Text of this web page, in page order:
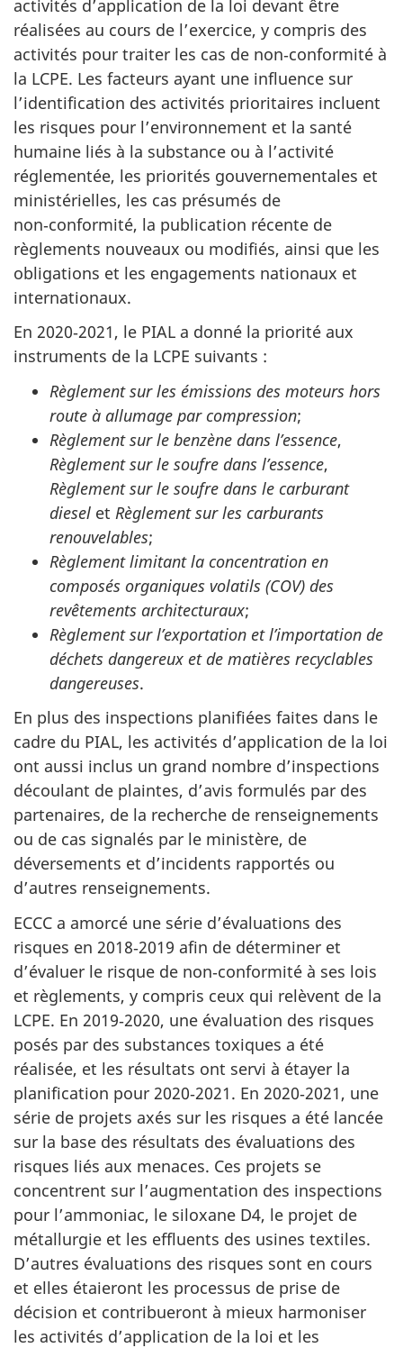
activités d’application de la loi devant être
réalisées au cours de l’exercice, y compris des
activités pour traiter les cas de non‑conformité à
la LCPE. Les facteurs ayant une influence sur
l’identification des activités prioritaires incluent
les risques pour l’environnement et la santé
humaine liés à la substance ou à l’activité
réglementée, les priorités gouvernementales et
ministérielles, les cas présumés de
non‑conformité, la publication récente de
règlements nouveaux ou modifiés, ainsi que les
obligations et les engagements nationaux et
internationaux.
En 2020‑2021, le PIAL a donné la priorité aux
instruments de la LCPE suivants :
Règlement sur les émissions des moteurs hors
route à allumage par compression;
Règlement sur le benzène dans l’essence,
Règlement sur le soufre dans l’essence,
Règlement sur le soufre dans le carburant
diesel et Règlement sur les carburants
renouvelables;
Règlement limitant la concentration en
composés organiques volatils (COV) des
revêtements architecturaux;
Règlement sur l’exportation et l’importation de
déchets dangereux et de matières recyclables
dangereuses.
En plus des inspections planifiées faites dans le
cadre du PIAL, les activités d’application de la loi
ont aussi inclus un grand nombre d’inspections
découlant de plaintes, d’avis formulés par des
partenaires, de la recherche de renseignements
ou de cas signalés par le ministère, de
déversements et d’incidents rapportés ou
d’autres renseignements.
ECCC a amorcé une série d’évaluations des
risques en 2018‑2019 afin de déterminer et
d’évaluer le risque de non‑conformité à ses lois
et règlements, y compris ceux qui relèvent de la
LCPE. En 2019‑2020, une évaluation des risques
posés par des substances toxiques a été
réalisée, et les résultats ont servi à étayer la
planification pour 2020‑2021. En 2020‑2021, une
série de projets axés sur les risques a été lancée
sur la base des résultats des évaluations des
risques liés aux menaces. Ces projets se
concentrent sur l’augmentation des inspections
pour l’ammoniac, le siloxane D4, le projet de
métallurgie et les effluents des usines textiles.
D’autres évaluations des risques sont en cours
et elles étaieront les processus de prise de
décision et contribueront à mieux harmoniser
les activités d’application de la loi et les